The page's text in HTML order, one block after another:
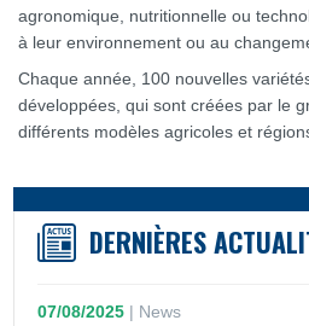
agronomique, nutritionnelle ou
à leur environnement ou au
Chaque année, 100 nouvelles
développées, qui sont créées par le
différents modèles agricoles et
DERNIÈRES
07/08/2025 | News